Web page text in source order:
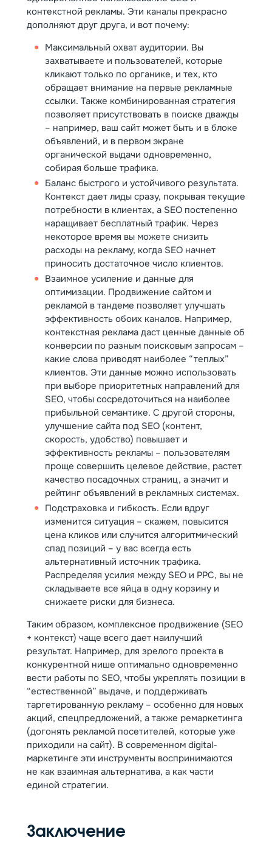
контекстной рекламы. Эти каналы прекрасно
дополняют друг друга, и вот почему:
Максимальный охват аудитории. Вы
захватываете и пользователей, которые
кликают только по органике, и тех, кто
обращает внимание на первые рекламные
ссылки. Также комбинированная стратегия
позволяет присутствовать в поиске дважды
– например, ваш сайт может быть и в блоке
объявлений, и в первом экране
органической выдачи одновременно,
собирая больше трафика.
Баланс быстрого и устойчивого результата.
Контекст дает лиды сразу, покрывая текущие
потребности в клиентах, а SEO постепенно
наращивает бесплатный трафик. Через
некоторое время вы можете снизить
расходы на рекламу, когда SEO начнет
приносить достаточное число клиентов.
Взаимное усиление и данные для
оптимизации. Продвижение сайтом и
рекламой в тандеме позволяет улучшать
эффективность обоих каналов. Например,
контекстная реклама даст ценные данные об
конверсии по разным поисковым запросам –
какие слова приводят наиболее “теплых”
клиентов. Эти данные можно использовать
при выборе приоритетных направлений для
SEO, чтобы сосредоточиться на наиболее
прибыльной семантике. С другой стороны,
улучшение сайта под SEO (контент,
скорость, удобство) повышает и
эффективность рекламы – пользователям
проще совершить целевое действие, растет
качество посадочных страниц, а значит и
рейтинг объявлений в рекламных системах.
Подстраховка и гибкость. Если вдруг
изменится ситуация – скажем, повысится
цена кликов или случится алгоритмический
спад позиций – у вас всегда есть
альтернативный источник трафика.
Распределяя усилия между SEO и PPC, вы не
складываете все яйца в одну корзину и
снижаете риски для бизнеса.
Таким образом, комплексное продвижение (SEO
+ контекст) чаще всего дает наилучший
результат. Например, для зрелого проекта в
конкурентной нише оптимально одновременно
вести работы по SEO, чтобы укреплять позиции в
“естественной” выдаче, и поддерживать
таргетированную рекламу – особенно для новых
акций, спецпредложений, а также ремаркетинга
(догонять рекламой посетителей, которые уже
приходили на сайт). В современном digital-
маркетинге эти инструменты воспринимаются
не как взаимная альтернатива, а как части
единой стратегии.
Заключение